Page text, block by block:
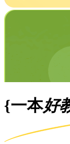
{一本好